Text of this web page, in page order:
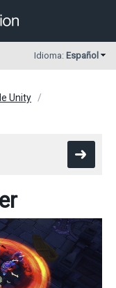
Idioma: Español
Unity